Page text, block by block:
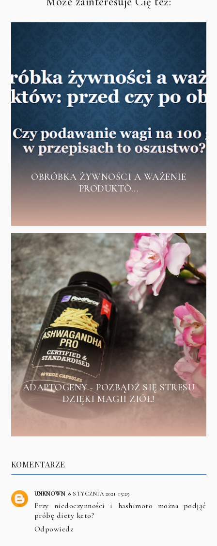
OBRÓBKA ŻYWNOŚCI A WAŻENIE
PRODUKTÓ...
ADAPTOGENY - POZBĄDŹ SIĘ STRESU
DZIĘKI MAGII ZIÓŁ!
KOMENTARZE
UNKNOWN 8 STYCZNIA 2021 15:29
Przy niedoczynności i hashimoto można podjąć
próbę diety keto?
Odpowiedz